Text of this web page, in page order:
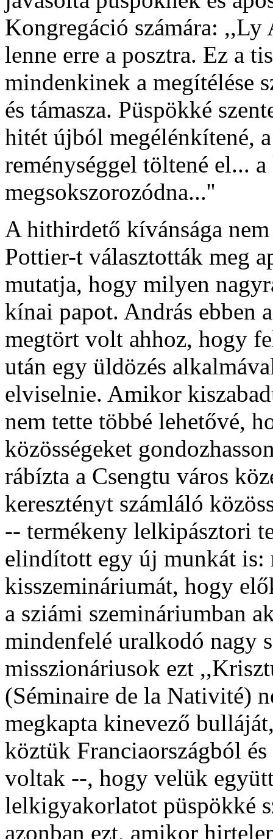
Kongregáció számára:
lenne erre a posztra. Ez a
mindenkinek a megítélése
és támasza. Püspökké
hitét újból megélénkítené,
reménységgel töltené el... a
megsokszorozódna...''
A hithirdető kívánsága
Pottier-t választották meg
mutatja, hogy milyen
kínai papot. András ebben
megtört volt ahhoz, hogy
után egy üldözés
elviselnie. Amikor
nem tette többé lehetővé,
közösségeket
rábízta a Csengtu város
keresztényt számláló
-- termékeny lelkipásztori
elindított egy új munkát is:
kisszemináriumát, hogy
a sziámi szemináriumban
mindenfelé uralkodó nagy
misszionáriusok ezt
(Séminaire de la Nativité)
megkapta kinevező
köztük Franciaországból
voltak --, hogy velük
lelkigyakorlatot püspökké
azonban ezt, amikor